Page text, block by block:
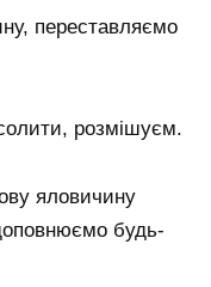
переставляємо
розмішуєм.
яловичину
будь-